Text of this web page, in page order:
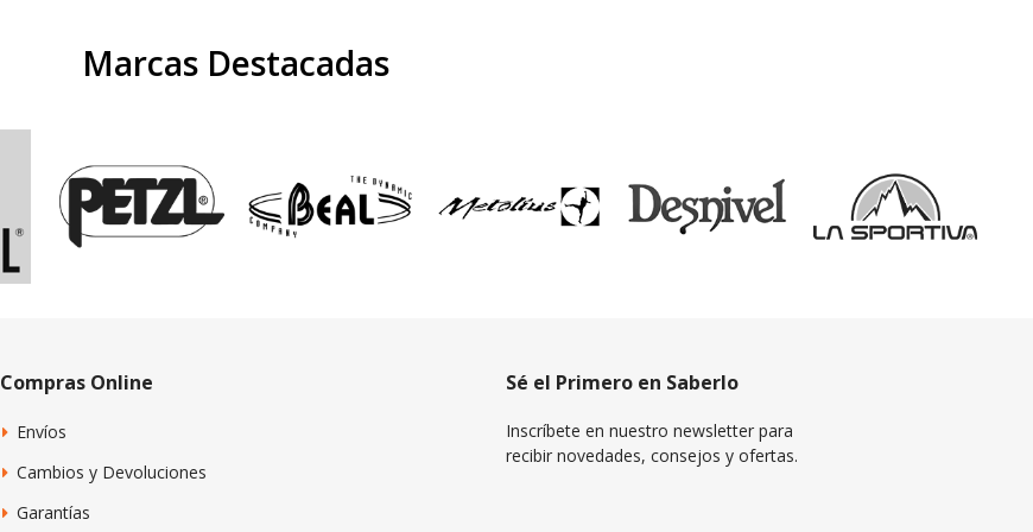
Marcas Destacadas
Compras Online
Envíos
Cambios y Devoluciones
Garantías
Sé el Primero en Saberlo
Inscríbete en nuestro newsletter para
recibir novedades, consejos y ofertas.